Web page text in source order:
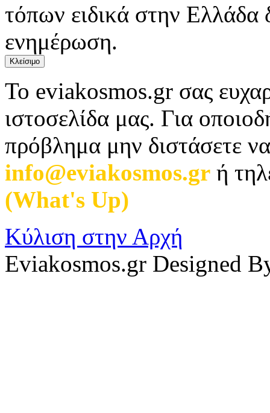
τόπων ειδικά στην Ελλάδα
ενημέρωση.
Κλείσιμο
Το eviakosmos.gr σας
ιστοσελίδα μας. Για
πρόβλημα μην διστάσετε
info@eviakosmos.gr ή
(What's Up)
Κύλιση στην Αρχή
Eviakosmos.gr Designed